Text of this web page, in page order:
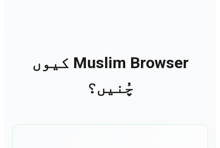
Muslim Browser کیوں
چُنیں؟